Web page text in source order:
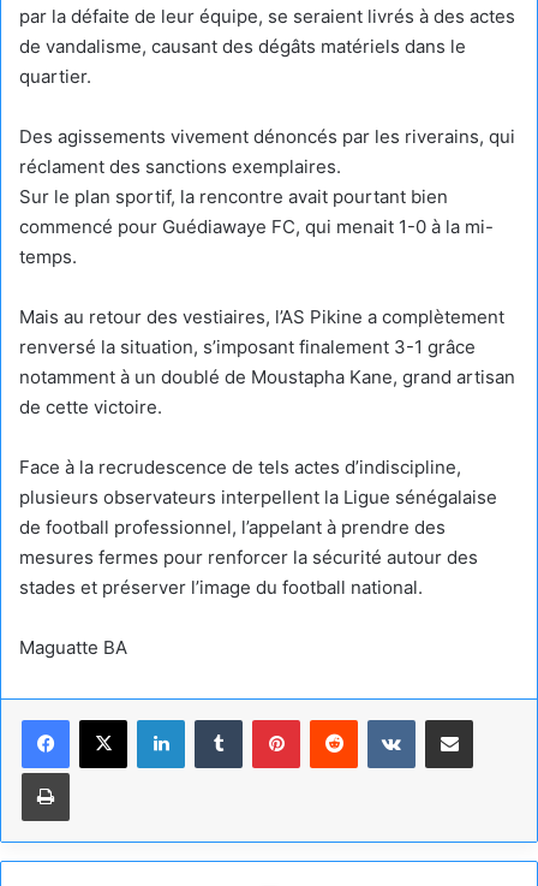
par la défaite de leur équipe, se seraient livrés à des actes
de vandalisme, causant des dégâts matériels dans le
quartier.
Des agissements vivement dénoncés par les riverains, qui
réclament des sanctions exemplaires.
Sur le plan sportif, la rencontre avait pourtant bien
commencé pour Guédiawaye FC, qui menait 1-0 à la mi-
temps.
Mais au retour des vestiaires, l’AS Pikine a complètement
renversé la situation, s’imposant finalement 3-1 grâce
notamment à un doublé de Moustapha Kane, grand artisan
de cette victoire.
Face à la recrudescence de tels actes d’indiscipline,
plusieurs observateurs interpellent la Ligue sénégalaise
de football professionnel, l’appelant à prendre des
mesures fermes pour renforcer la sécurité autour des
stades et préserver l’image du football national.
Maguatte BA
LinkedinTumblr PinterestReddit VKontaktePartager par email
Imprimer